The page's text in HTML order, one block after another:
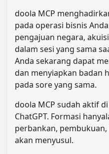
doola MCP
pada operasi bisnis
pengajuan negara,
dalam sesi yang sama
Anda sekarang dapat
dan menyiapkan badan
pada sore yang sama.
doola MCP sudah aktif
ChatGPT. Formasi
perbankan,
akan menyusul.